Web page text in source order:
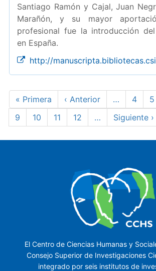
Santiago Ramón y Cajal, Juan
Marañón, y su mayor
profesional fue la introducción
en España.
http://
Paginación
Primera
página
« Primera
Página
anterior
‹ Anterior … Page
4 5
Page
9 Page
10 Page
11 Page
12 …
Siguiente
página
Siguiente ›
El Centro de Ciencias Humanas y
Consejo Superior de Investigaciones
integrado por seis institutos de